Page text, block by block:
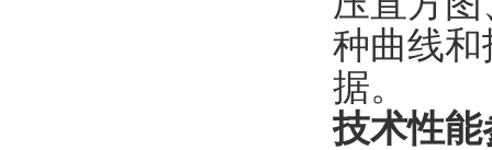
种曲线
据。
技术性能